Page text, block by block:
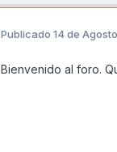
Publicado 14 de
Bienvenido al foro.